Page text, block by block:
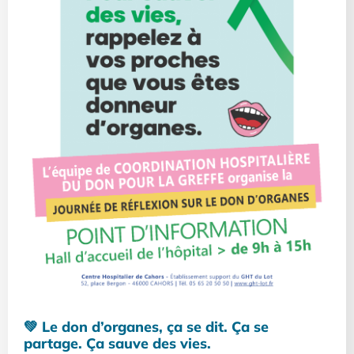
💚 Le don d’organes, ça se dit. Ça se
partage. Ça sauve des vies.